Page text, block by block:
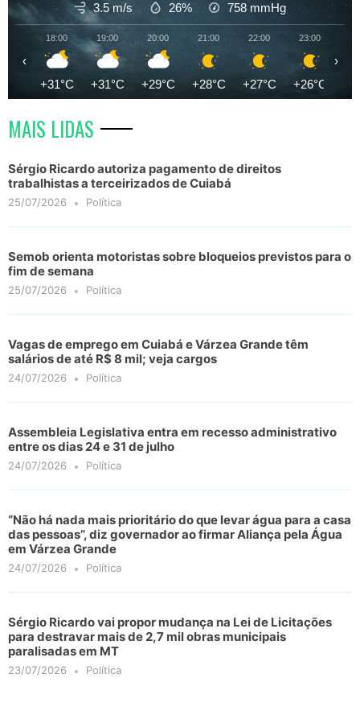
3.5 m/s 26% 758 mmHg
18:00
+31°C
19:00
+31°C
20:00
+29°C
21:00
+28°C
22:00
+27°C
23:00
+26°C
‹ ›
MAIS LIDAS
Sérgio Ricardo autoriza pagamento de direitos
trabalhistas a terceirizados de Cuiabá
25/07/2026 Política
Semob orienta motoristas sobre bloqueios previstos para o
fim de semana
25/07/2026 Política
Vagas de emprego em Cuiabá e Várzea Grande têm
salários de até R$ 8 mil; veja cargos
24/07/2026 Política
Assembleia Legislativa entra em recesso administrativo
entre os dias 24 e 31 de julho
24/07/2026 Política
“Não há nada mais prioritário do que levar água para a casa
das pessoas”, diz governador ao firmar Aliança pela Água
em Várzea Grande
24/07/2026 Política
Sérgio Ricardo vai propor mudança na Lei de Licitações
para destravar mais de 2,7 mil obras municipais
paralisadas em MT
23/07/2026 Política